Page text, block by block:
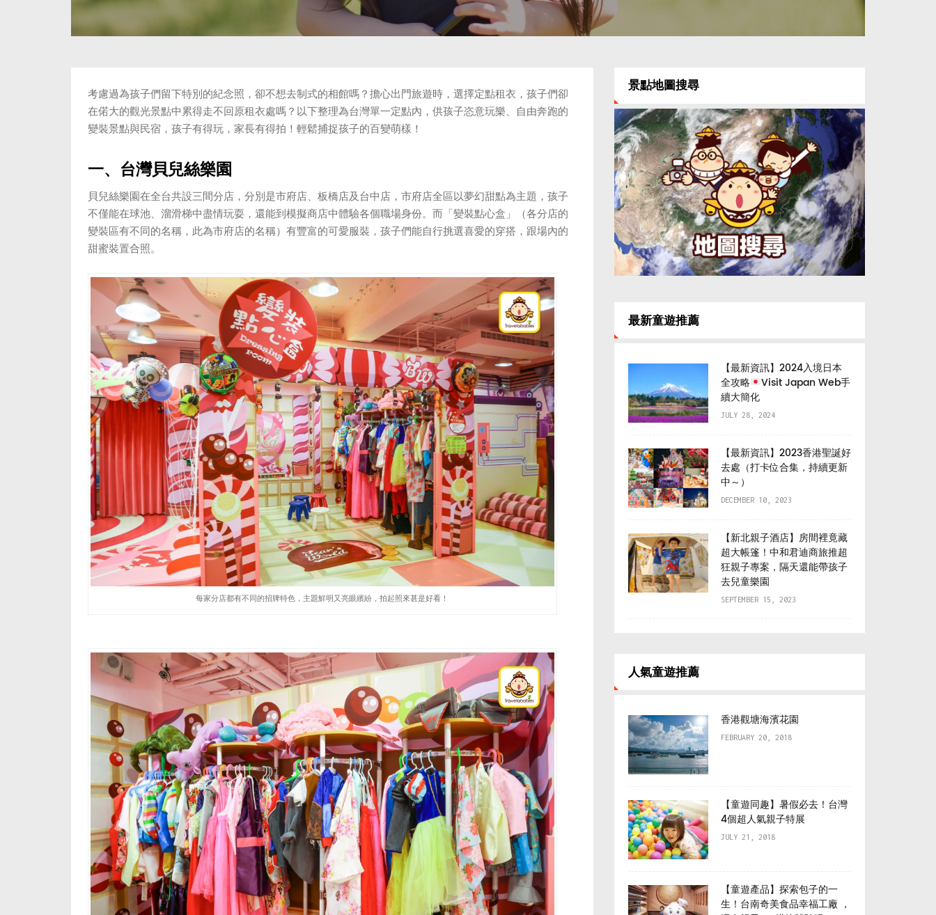
考慮過為孩子們留下特別的紀念照，卻不想去制式的相館嗎？擔心出門旅遊時，選擇定點租衣，孩子們卻
在偌大的觀光景點中累得走不回原租衣處嗎？以下整理為台灣單一定點內，供孩子恣意玩樂、自由奔跑的
變裝景點與民宿，孩子有得玩，家長有得拍！輕鬆捕捉孩子的百變萌樣！
一、台灣貝兒絲樂園
貝兒絲樂園在全台共設三間分店，分別是市府店、板橋店及台中店，市府店全區以夢幻甜點為主題，孩子
不僅能在球池、溜滑梯中盡情玩耍，還能到模擬商店中體驗各個職場身份。而「變裝點心盒」（各分店的
變裝區有不同的名稱，此為市府店的名稱）有豐富的可愛服裝，孩子們能自行挑選喜愛的穿搭，跟場內的
甜蜜裝置合照。
每家分店都有不同的招牌特色，主題鮮明又亮眼繽紛，拍起照來甚是好看！
景點地圖搜尋
最新童遊推薦
【最新資訊】2024入境日本
全攻略
Visit Japan Web手
續大簡化
JULY 28, 2024
【最新資訊】2023香港聖誕好
去處（打卡位合集，持續更新
中～）
DECEMBER 10, 2023
【新北親子酒店】房間裡竟藏
超大帳篷️！中和君迪商旅推超
狂親子專案，隔天還能帶孩子
去兒童樂園
SEPTEMBER 15, 2023
人氣童遊推薦
香港觀塘海濱花園
FEBRUARY 20, 2018
【童遊同趣】暑假必去！台灣
4個超人氣親子特展
JULY 21, 2018
【童遊產品】探索包子的一
生！台南奇美食品幸福工廠 ，